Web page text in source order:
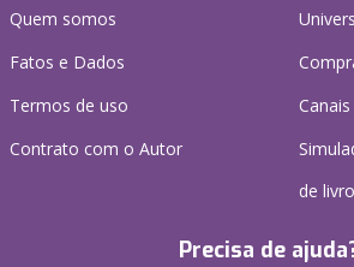
Quem somos
Fatos e Dados
Termos de uso
Contrato com o Autor
de
Precisa de